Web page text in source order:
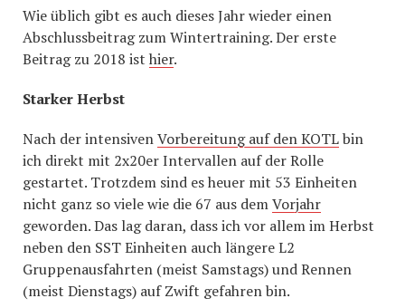
Wie üblich gibt es auch dieses Jahr wieder einen
Abschlussbeitrag zum Wintertraining. Der erste
Beitrag zu 2018 ist hier.
Starker Herbst
Nach der intensivenVorbereitung auf den KOTLbin
ich direkt mit 2x20er Intervallen auf der Rolle
gestartet. Trotzdem sind es heuer mit 53 Einheiten
nicht ganz so viele wie die 67 aus demVorjahr
geworden. Das lag daran, dass ich vor allem im Herbst
neben den SST Einheiten auch längere L2
Gruppenausfahrten (meist Samstags) und Rennen
(meist Dienstags) auf Zwift gefahren bin.